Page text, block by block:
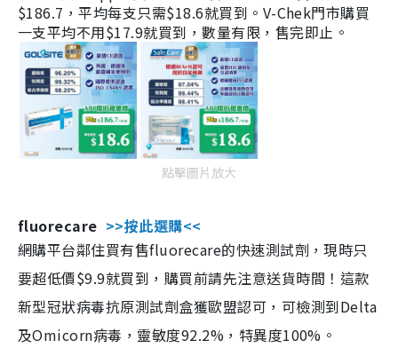
$186.7，平均每支只需$18.6就買到。V-Chek門市購買
一支平均不用$17.9就買到，數量有限，售完即止。
點擊圖片放大
fluorecare >>按此選購<<
網購平台鄰住買有售fluorecare的快速測試劑，現時只
要超低價$9.9就買到，購買前請先注意送貨時間！這款
新型冠狀病毒抗原測試劑盒獲歐盟認可，可檢測到Delta
及Omicorn病毒，靈敏度92.2%，特異度100%。